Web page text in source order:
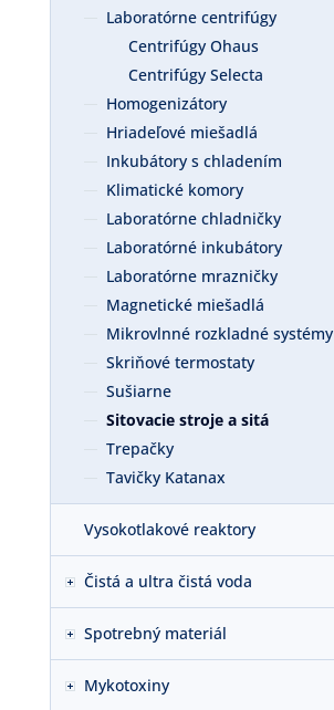
Laboratórne centrifúgy
Centrifúgy Ohaus
Centrifúgy Selecta
Homogenizátory
Hriadeľové miešadlá
Inkubátory s chladením
Klimatické komory
Laboratórne chladničky
Laboratórné inkubátory
Laboratórne mrazničky
Magnetické miešadlá
Mikrovlnné rozkladné systémy
Skriňové termostaty
Sušiarne
Sitovacie stroje a sitá
Trepačky
Tavičky Katanax
Vysokotlakové reaktory
Čistá a ultra čistá voda
Spotrebný materiál
Mykotoxiny